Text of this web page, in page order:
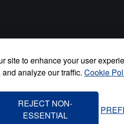
site to enhance your user
analyze our traffic. Cookie
REJECT NON-
ESSENTIAL
somos Contacto